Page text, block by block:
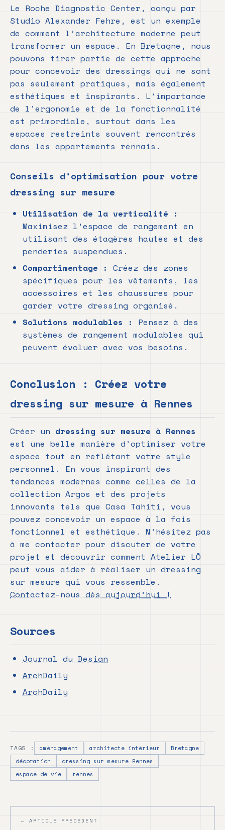
Le Roche Diagnostic Center, conçu par
Studio Alexander Fehre, est un exemple
de comment l’architecture moderne peut
transformer un espace. En Bretagne, nous
pouvons tirer partie de cette approche
pour concevoir des dressings qui ne sont
pas seulement pratiques, mais également
esthétiques et inspirants. L’importance
de l’ergonomie et de la fonctionnalité
est primordiale, surtout dans les
espaces restreints souvent rencontrés
dans les appartements rennais.
Conseils d’optimisation pour votre
dressing sur mesure
Utilisation de la verticalité :
Maximisez l’espace de rangement en
utilisant des étagères hautes et des
penderies suspendues.
Compartimentage : Créez des zones
spécifiques pour les vêtements, les
accessoires et les chaussures pour
garder votre dressing organisé.
Solutions modulables :
Pensez à des
systèmes de rangement modulables qui
peuvent évoluer avec vos besoins.
Conclusion : Créez votre
dressing sur mesure à Rennes
Créer un dressing sur mesure à Rennes
est une belle manière d’optimiser votre
espace tout en reflétant votre style
personnel. En vous inspirant des
tendances modernes comme celles de la
collection Argos et des projets
innovants tels que Casa Tahiti, vous
pouvez concevoir un espace à la fois
fonctionnel et esthétique. N’hésitez pas
à me contacter pour discuter de votre
projet et découvrir comment Atelier LŌ
peut vous aider à réaliser un dressing
sur mesure qui vous ressemble.
Contactez-nous dès aujourd’hui !
Sources
Journal du Design
ArchDaily
ArchDaily
TAGS : aménagement architecte intérieur
Bretagne
décoration
dressing sur mesure Rennes
espace de vie
rennes
← ARTICLE PRÉCÉDENT